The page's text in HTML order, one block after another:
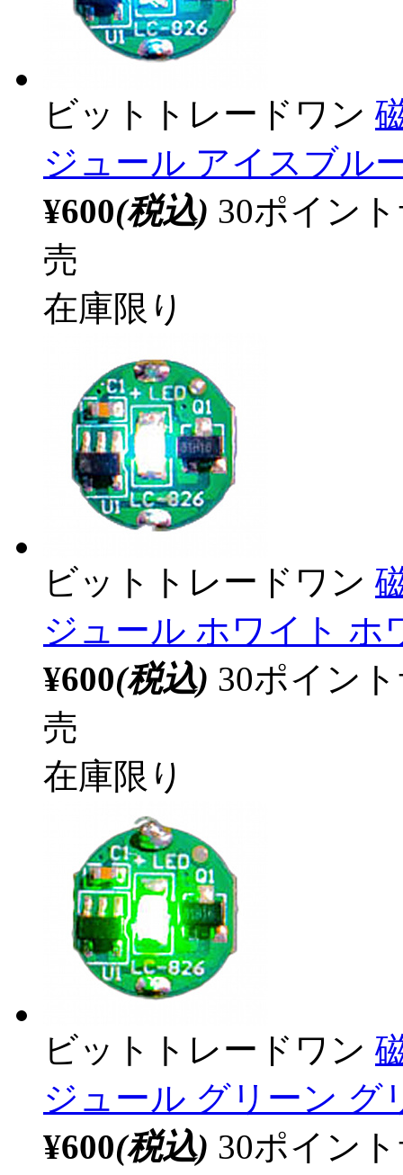
ビットトレードワン
ジュール アイスブル
¥600(税込) 30ポイン
売
在庫限り
ビットトレードワン
ジュール ホワイト ホ
¥600(税込) 30ポイン
売
在庫限り
ビットトレードワン
ジュール グリーン グ
¥600(税込) 30ポイン